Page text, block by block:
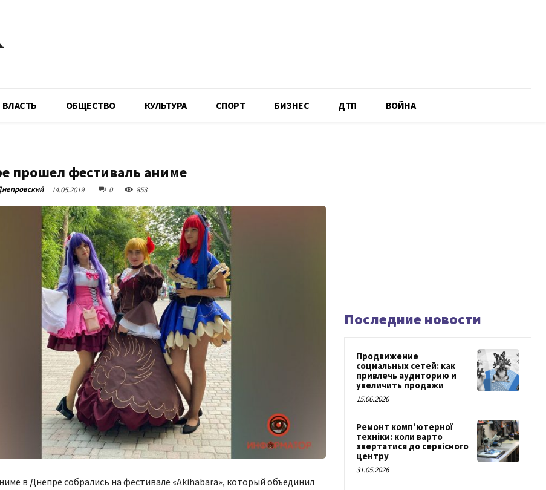
ВЛАСТЬ ОБЩЕСТВО КУЛЬТУРА СПОРТ БИЗНЕС ДТП ВОЙНА
прошел фестиваль аниме
14.05.2019 0 853
в Днепре собрались на фестивале «Akihabara», который объединил
Последние новости
Продвижение
социальных сетей: как
привлечь аудиторию и
увеличить продажи
15.06.2026
Ремонт комп’ютерної
техніки: коли варто
звертатися до сервісного
центру
31.05.2026